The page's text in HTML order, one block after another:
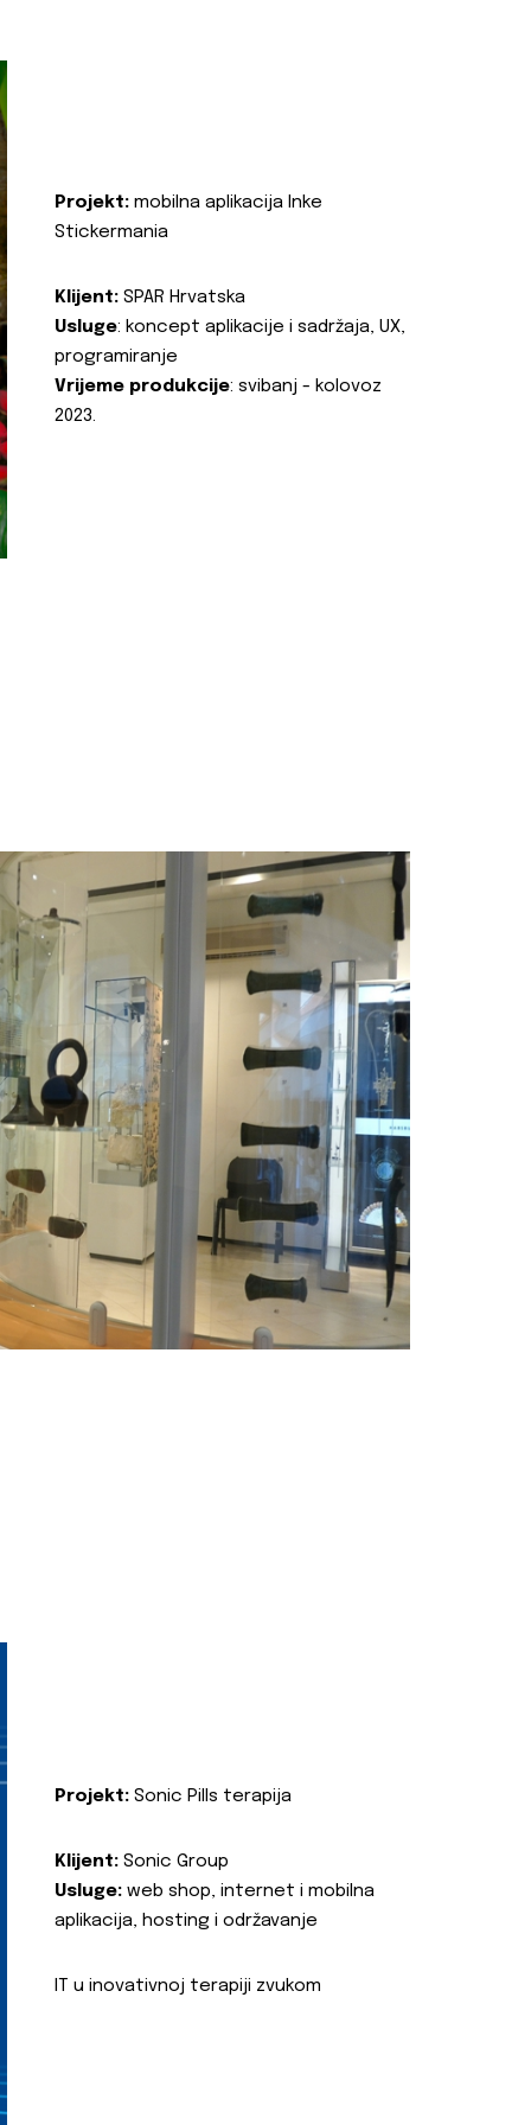
Projekt: mobilna aplikacija Inke
Stickermania
Klijent: SPAR Hrvatska
Usluge: koncept aplikacije i sadržaja, UX,
programiranje
Vrijeme produkcije: svibanj - kolovoz
2023.
Projekt: Sonic Pills terapija
Klijent: Sonic Group
Usluge: web shop, internet i mobilna
aplikacija, hosting i održavanje
IT u inovativnoj terapiji zvukom